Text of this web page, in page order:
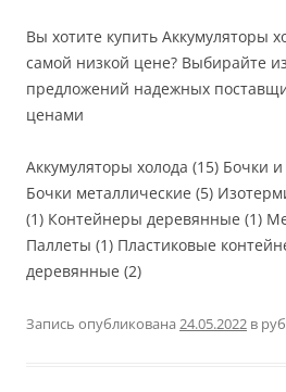
Вы хотите купить Аккумуляторы
самой низкой цене? Выбирайте
предложений надежных
ценами
Аккумуляторы холода (15) Бочки
Бочки металлические (5)
(1) Контейнеры деревянные (1)
Паллеты (1) Пластиковые
деревянные (2)
Запись опубликована 24.05.2022 в